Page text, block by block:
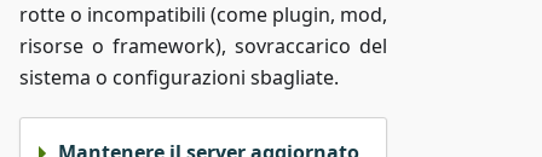
rotte o incompatibili (come plugin, mod,
risorse o framework), sovraccarico del
sistema o configurazioni sbagliate.